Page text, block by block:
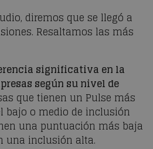
diremos que se llegó a
. Resaltamos las más
significativa en la
según su nivel de
que tienen un Pulse más
bajo o medio de inclusión
una puntuación más baja
una inclusión alta.